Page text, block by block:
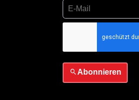
Ich habe die
Abonnieren